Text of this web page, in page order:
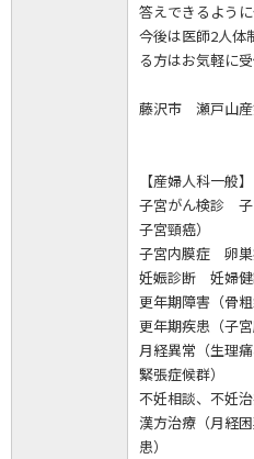
答えできるよう
今後は医師2人体
る方はお気軽に
藤沢市 瀬戸山
【産婦人科一般】
子宮がん検診 子
子宮頸癌）
子宮内膜症 卵
妊娠診断 妊婦
更年期障害（骨
更年期疾患（子
月経異常（生理
緊張症候群）
不妊相談、不妊
漢方治療（月経
患）